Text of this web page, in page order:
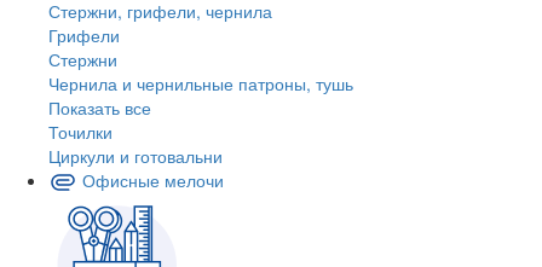
Стержни, грифели, чернила
Грифели
Стержни
Чернила и чернильные патроны, тушь
Показать все
Точилки
Циркули и готовальни
Офисные мелочи